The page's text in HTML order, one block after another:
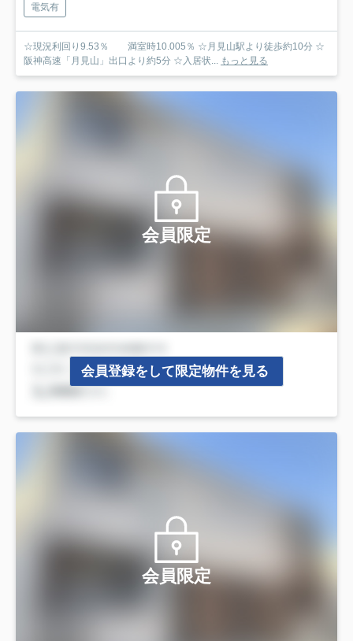
電気有
☆現況利回り9.53％ 満室時10.005％ ☆月見山駅より徒歩約10分 ☆
阪神高速「月見山」出口より約5分 ☆入居状...
もっと見る
会員限定
会員登録をして限定物件を見る
会員限定